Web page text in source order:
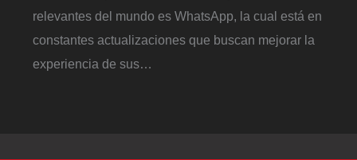
relevantes del mundo es WhatsApp, la cual está en
constantes actualizaciones que buscan mejorar la
experiencia de sus…